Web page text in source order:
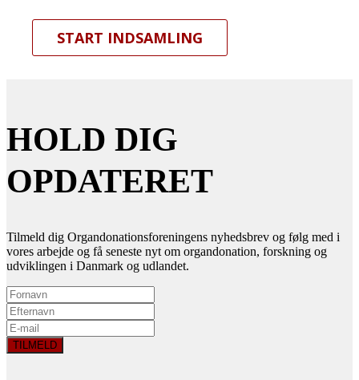
START INDSAMLING
HOLD DIG
OPDATERET
Tilmeld dig Organdonationsforeningens nyhedsbrev og følg med i
vores arbejde og få seneste nyt om organdonation, forskning og
udviklingen i Danmark og udlandet.